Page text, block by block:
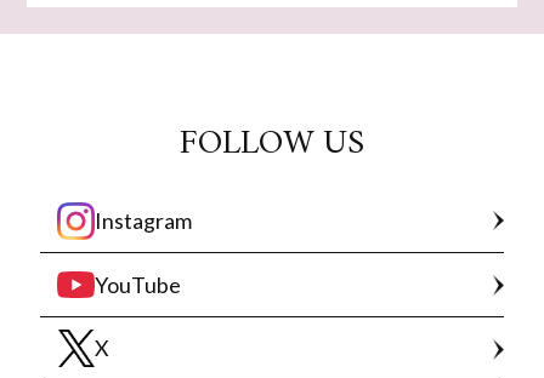
FOLLOW US
Instagram
YouTube
X